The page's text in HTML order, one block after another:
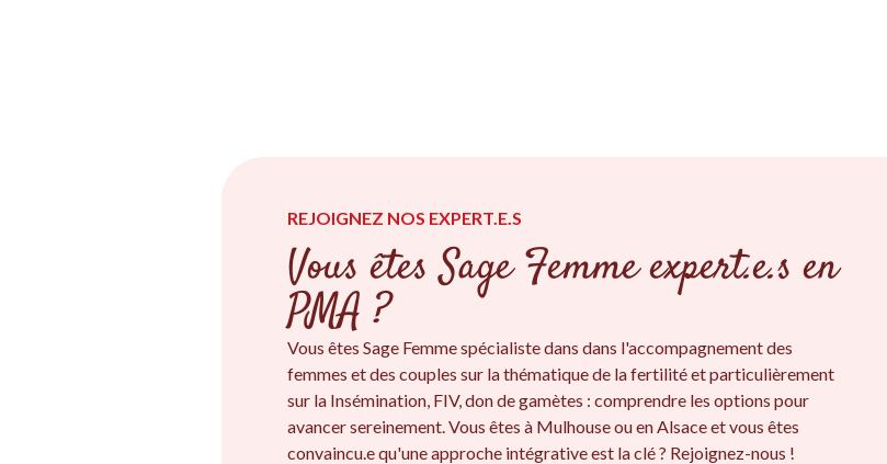
REJOIGNEZ NOS EXPERT.E.S
Vous êtes Sage Femme expert.e.s en
PMA ?
Vous êtes Sage Femme spécialiste dans dans l'accompagnement des
femmes et des couples sur la thématique de la fertilité et particulièrement
sur la Insémination, FIV, don de gamètes : comprendre les options pour
avancer sereinement. Vous êtes à Mulhouse ou en Alsace et vous êtes
convaincu.e qu'une approche intégrative est la clé ? Rejoignez-nous !